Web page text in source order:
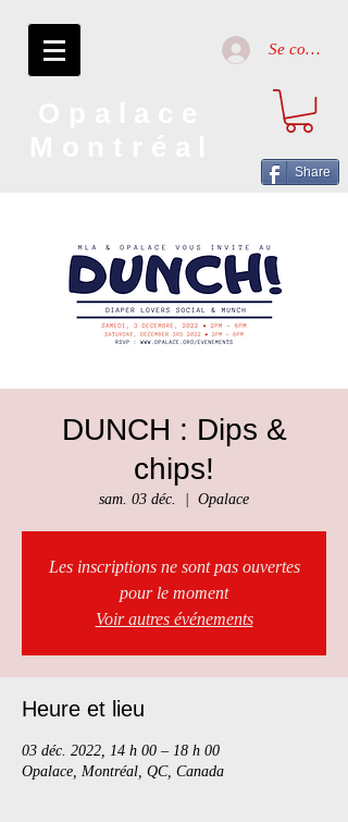
Se connecter
Share
DUNCH : Dips &
chips!
sam. 03 déc. Opalace
Les inscriptions ne sont pas ouvertes
pour le moment
Voir autres événements
Heure et lieu
03 déc. 2022, 14 h 00 – 18 h 00
Opalace, Montréal, QC, Canada